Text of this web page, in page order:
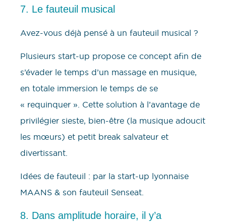
7. Le fauteuil musical
Avez-vous déjà pensé à un fauteuil musical ?
Plusieurs start-up propose ce concept afin de
s’évader le temps d’un massage en musique,
en totale immersion le temps de se
« requinquer ». Cette solution à l’avantage de
privilégier sieste, bien-être (la musique adoucit
les mœurs) et petit break salvateur et
divertissant.
Idées de fauteuil : par la start-up lyonnaise
MAANS & son fauteuil Senseat.
8. Dans amplitude horaire, il y’a